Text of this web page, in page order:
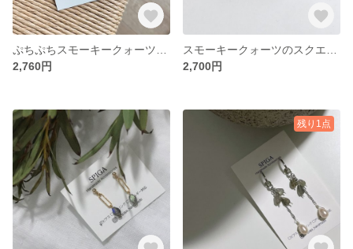
2,760円
2,700円
残り1点